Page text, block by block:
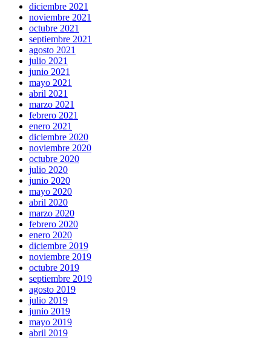
diciembre 2021
noviembre 2021
octubre 2021
septiembre 2021
agosto 2021
julio 2021
junio 2021
mayo 2021
abril 2021
marzo 2021
febrero 2021
enero 2021
diciembre 2020
noviembre 2020
octubre 2020
julio 2020
junio 2020
mayo 2020
abril 2020
marzo 2020
febrero 2020
enero 2020
diciembre 2019
noviembre 2019
octubre 2019
septiembre 2019
agosto 2019
julio 2019
junio 2019
mayo 2019
abril 2019